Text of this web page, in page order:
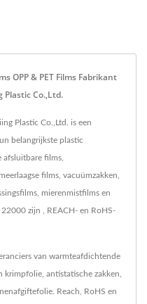
OPP & PET Films Fabrikant
Co.,Ltd.
Plastic Co.,Ltd. is een
belangrijkste plastic
films,
films, vacuümzakken,
mierenmistfilms en
zijn , REACH- en RoHS-
van warmteafdichtende
krimpfolie, antistatische zakken,
Reach, RoHS en